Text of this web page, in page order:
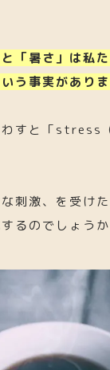
と「暑さ」は私
う事実がありま
すと「stress
刺激、を受け
るのでしょうか